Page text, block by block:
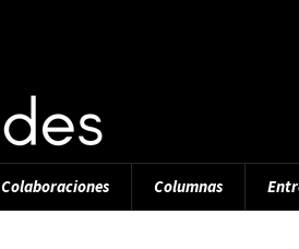
Colaboraciones Columnas